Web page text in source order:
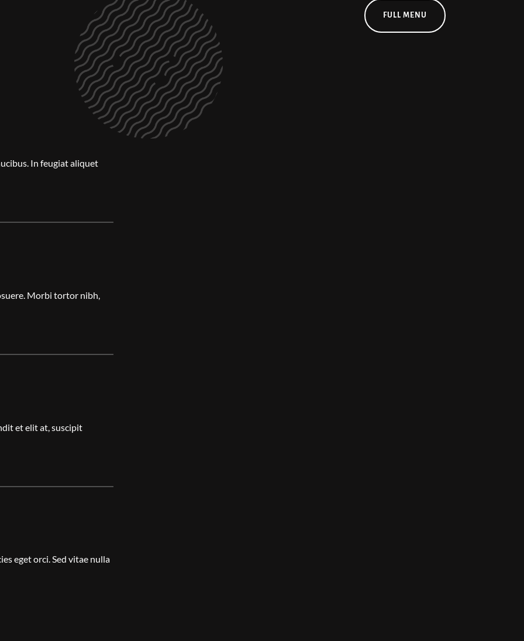
FULL MENU
In feugiat aliquet
Morbi tortor nibh,
et elit at, suscipit
eget orci. Sed vitae nulla